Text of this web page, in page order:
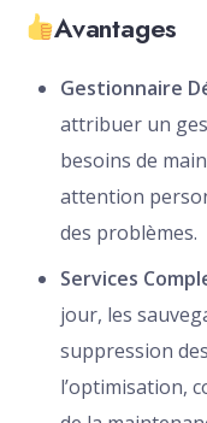
Avantages
Gestionnaire
attribuer un
besoins de
attention
des problèmes.
Services
jour, les
suppression
l’optimisation,